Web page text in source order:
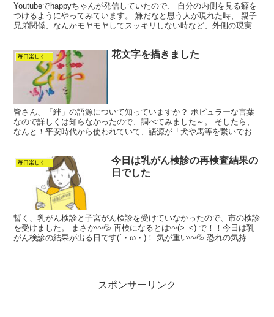
Youtubeでhappyちゃんが発信していたので、 自分の内側を見る癖を
つけるようにやってみています。 嫌だなと思う人が現れた時、 親子
兄弟関係、なんかモヤモヤしてスッキリしない時など、外側の現実に
毎日楽しく！ 花文字を描きました
皆さん、「絆」の語源について知っていますか？ ポピュラーな言葉
なので詳しくは知らなかったので、調べてみました～。 そしたら、
なんと！平安時代から使われていて、語源が「犬や馬等を繋いでおく
毎日楽しく！
今日は乳がん検診の再検査結果の
日でした
暫く、乳がん検診と子宮がん検診を受けていなかったので、市の検診
を受けました。 まさか〰💦 再検になるとは〰(>_<) で！！今日は乳
がん検診の結果が出る日です(´・ω・)！ 気が重い〰💦 恐れの気持ち
スポンサーリンク